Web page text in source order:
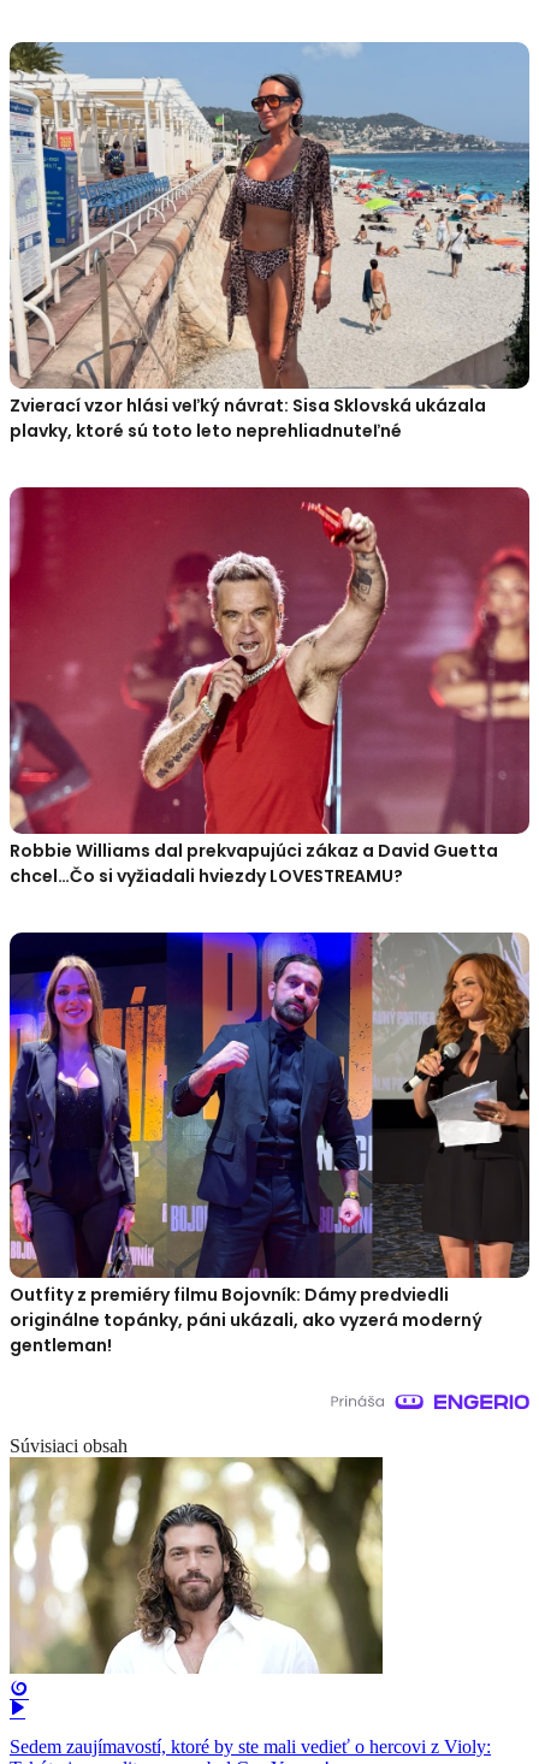
Zvierací vzor hlási veľký návrat: Sisa Sklovská ukázala
plavky, ktoré sú toto leto neprehliadnuteľné
Robbie Williams dal prekvapujúci zákaz a David Guetta
chcel…Čo si vyžiadali hviezdy LOVESTREAMU?
Outfity z premiéry filmu Bojovník: Dámy predviedli
originálne topánky, páni ukázali, ako vyzerá moderný
gentleman!
Súvisiaci obsah
Sedem zaujímavostí, ktoré by ste mali vedieť o hercovi z Violy: